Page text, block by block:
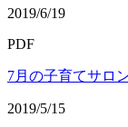
2019/6/19
PDF
7月の子育てサロ
2019/5/15